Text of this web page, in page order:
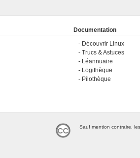
Documentation
Découvrir Linux
Trucs & Astuces
Léannuaire
Logithèque
Pilothèque
Sauf mention contraire,